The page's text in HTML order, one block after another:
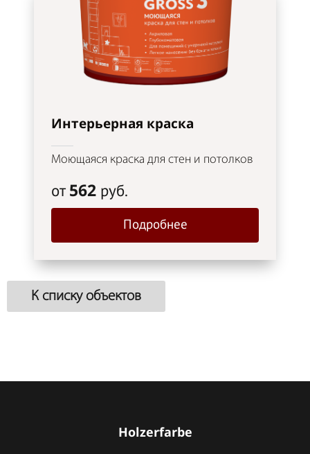
Интерьерная краска
Моющаяся краска для стен и потолков
от 562 руб.
Подробнее
К списку объектов
Holzerfarbe